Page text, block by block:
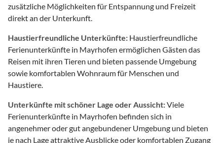
zusätzliche Möglichkeiten für Entspannung und Freizeit
direkt an der Unterkunft.
Haustierfreundliche Unterkünfte: Haustierfreundliche
Ferienunterkünfte in Mayrhofen ermöglichen Gästen das
Reisen mit ihren Tieren und bieten passende Umgebung
sowie komfortablen Wohnraum für Menschen und
Haustiere.
Unterkünfte mit schöner Lage oder Aussicht:Viele
Ferienunterkünfte in Mayrhofen befinden sich in
angenehmer oder gut angebundener Umgebung und bieten
je nach Lage attraktive Ausblicke oder komfortablen Zugang